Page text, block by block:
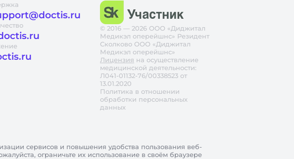
© 2016 — 2026 ООО «Диджитал
Медикэл оперейшнс» Резидент
Сколково ООО «Диджитал
Медикэл оперейшнс»
Лицензия на осуществление
медицинской деятельности:
Л041-01132-76/00338523 от
13.01.2020
Политика в отношении
обработки персональных
данных
сервисов и повышения удобства пользования веб-
ограничьте их использование в своём браузере